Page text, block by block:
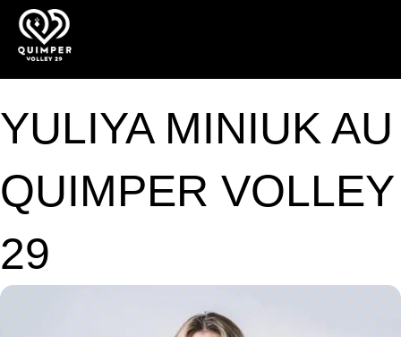
YULIYA MINIUK AU
QUIMPER VOLLEY
29